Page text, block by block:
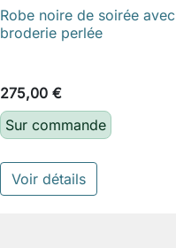
 Aperçu rapide
Robe noire de soirée avec
broderie perlée
275,00 €
Sur commande
Voir détails